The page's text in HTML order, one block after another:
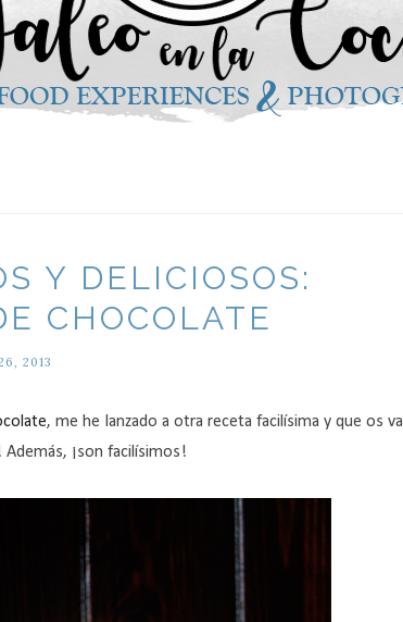
Y DELICIOSOS:
CHOCOLATE
2013
, me he lanzado a otra receta facilísima y que os va
¡son facilísimos!